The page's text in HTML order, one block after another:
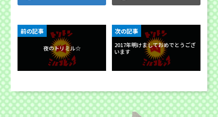
夜のトリミル☆
前の記事
2017年明けましておめでとうござ
います
次の記事